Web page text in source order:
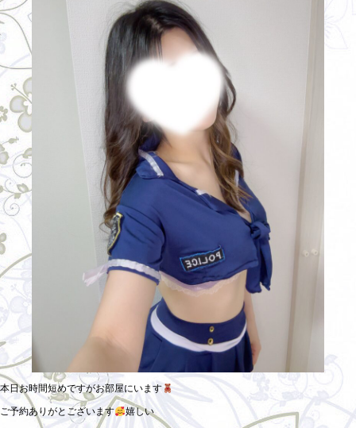
本日お時間短めですがお部屋にいます
ご予約ありがとございます 嬉しい